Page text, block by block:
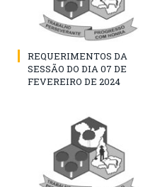
REQUERIMENTOS DA
SESSÃO DO DIA 07 DE
FEVEREIRO DE 2024